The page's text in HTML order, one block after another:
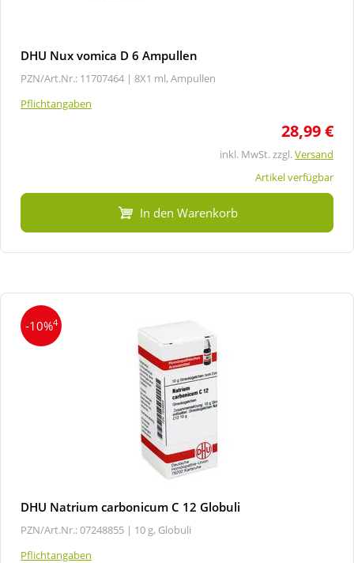
DHU Nux vomica D 6 Ampullen
PZN/Art.Nr.: 11707464 | 8X1 ml, Ampullen
Pflichtangaben
28,99 €
inkl. MwSt. zzgl.Versand
Artikel verfügbar
In den Warenkorb
-10%4
DHU Natrium carbonicum C 12 Globuli
PZN/Art.Nr.: 07248855 | 10 g, Globuli
Pflichtangaben